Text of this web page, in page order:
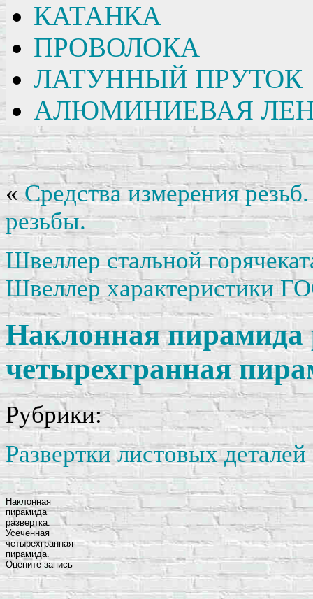
КАТАНКА
ПРОВОЛОКА
ЛАТУННЫЙ ПРУТОК
АЛЮМИНИЕВАЯ
«Средства измерения
резьбы.
Швеллер стальной
Швеллер характеристики
Наклонная пирамида
четырехгранная
Рубрики:
Развертки листовых деталей
Наклонная
пирамида
развертка.
Усеченная
четырехгранная
пирамида.
Оцените запись